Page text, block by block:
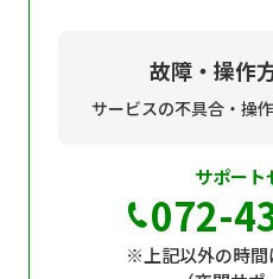
故障・操作
サービスの不具合・操
サポート
072-
※上記以外の時